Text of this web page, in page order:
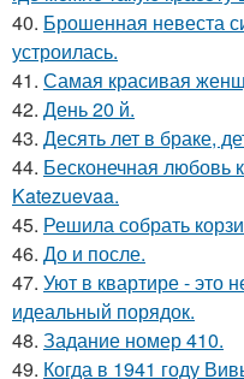
40. Брошенная невеста
устроилась.
41. Самая красивая
42. День 20 й.
43. Десять лет в браке,
44. Бесконечная любовь
Katezuevaa.
45. Решила собрать
46. До и после.
47. Уют в квартире - это
идеальный порядок.
48. Задание номер 410.
49. Когда в 1941 году